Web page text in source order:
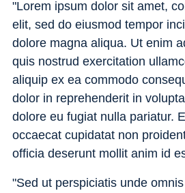
"Lorem ipsum dolor sit amet,
elit, sed do eiusmod tempor
dolore magna aliqua. Ut enim
quis nostrud exercitation
aliquip ex ea commodo
dolor in reprehenderit in
dolore eu fugiat nulla pariatur.
occaecat cupidatat non
officia deserunt mollit anim id
"Sed ut perspiciatis unde